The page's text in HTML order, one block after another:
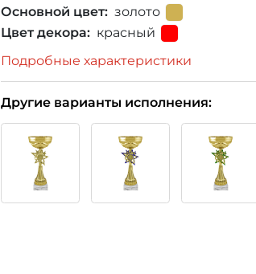
Основной цвет: золото
Цвет декора: красный
Подробные характеристики
Другие варианты исполнения: